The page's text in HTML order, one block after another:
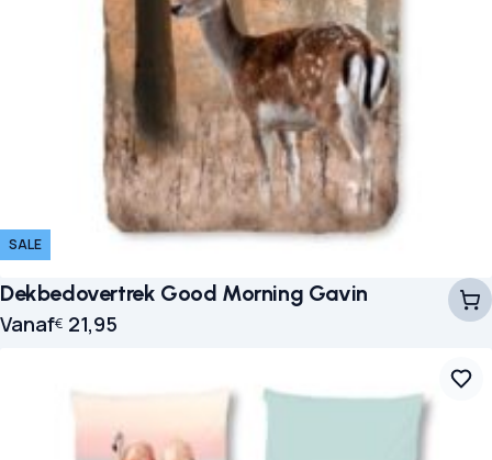
SALE
Dekbedovertrek Good Morning Gavin
Vanaf€ 21,95